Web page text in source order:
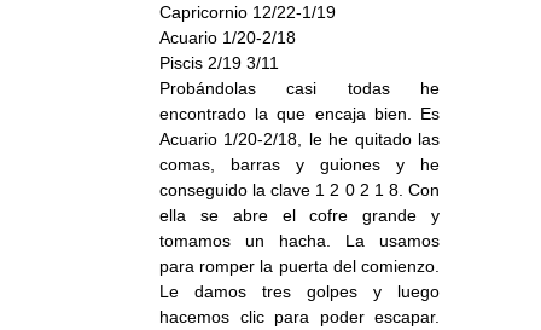
Capricornio 12/22-1/19
Acuario 1/20-2/18
Piscis 2/19 3/11
Probándolas casi todas he
encontrado la que encaja bien. Es
Acuario 1/20-2/18, le he quitado las
comas, barras y guiones y he
conseguido la clave 1 2 0 2 1 8. Con
ella se abre el cofre grande y
tomamos un hacha. La usamos
para romper la puerta del comienzo.
Le damos tres golpes y luego
hacemos clic para poder escapar.